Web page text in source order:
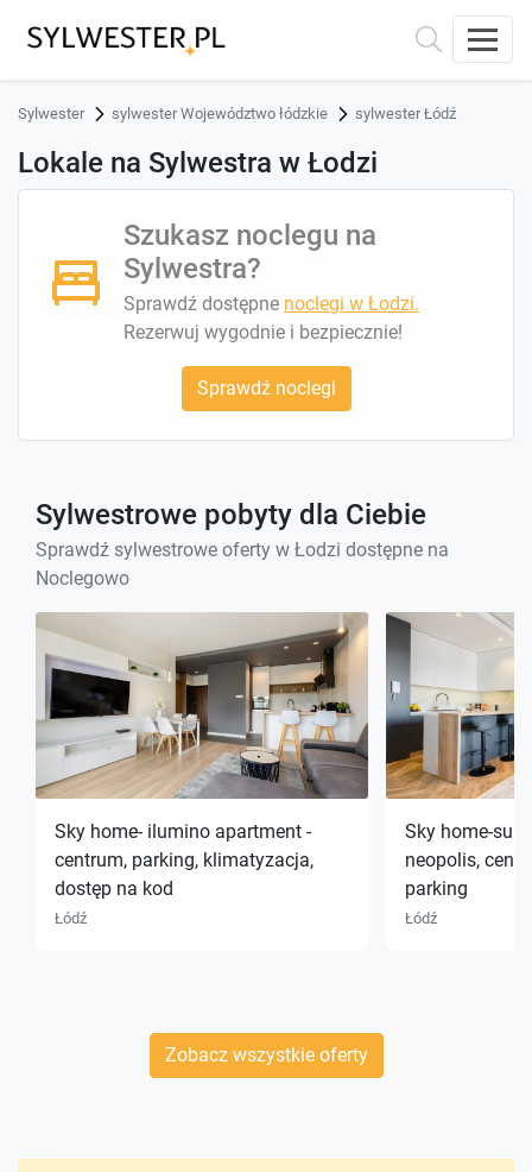
Sylwester sylwester Województwo łódzkie sylwester Łódź
Lokale na Sylwestra w Łodzi
Szukasz noclegu na
Sylwestra?
Sprawdź dostępne noclegi w Łodzi.
Rezerwuj wygodnie i bezpiecznie!
Sprawdź noclegi
Sylwestrowe pobyty dla Ciebie
Sprawdź sylwestrowe oferty w Łodzi dostępne na
Noclegowo
Sky home- ilumino apartment -
centrum, parking, klimatyzacja,
dostęp na kod
Łódź
Sky home-
neopolis,
parking
Łódź
Zobacz wszystkie oferty